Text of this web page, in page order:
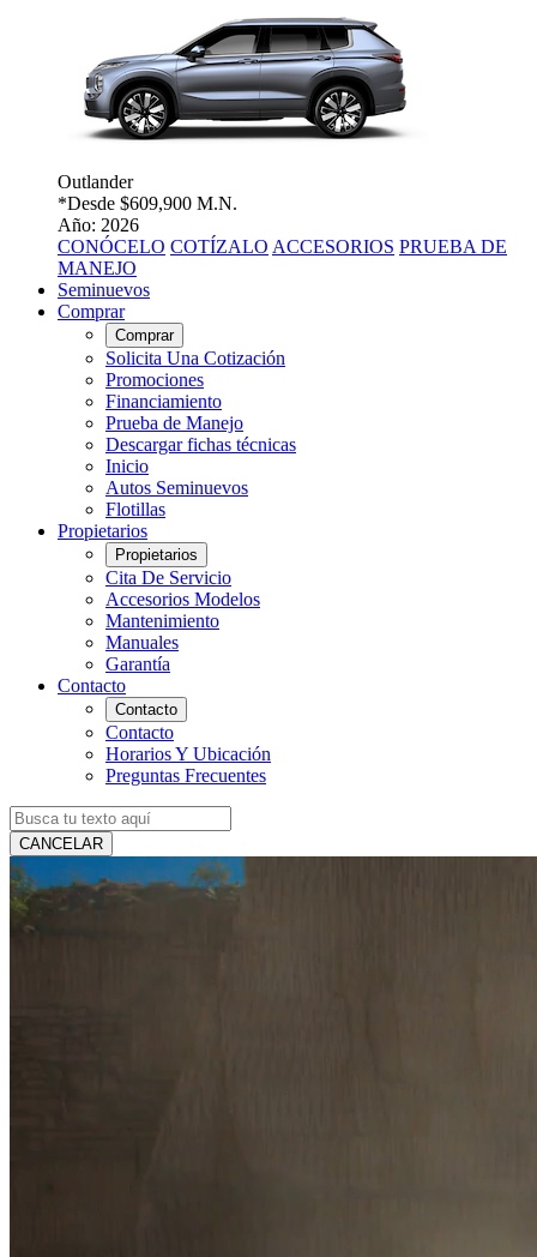
Outlander
*Desde $609,900 M.N.
Año: 2026
CONÓCELO COTÍZALO ACCESORIOS PRUEBA DE
MANEJO
Seminuevos
Comprar
Comprar
Solicita Una Cotización
Promociones
Financiamiento
Prueba de Manejo
Descargar fichas técnicas
Inicio
Autos Seminuevos
Flotillas
Propietarios
Propietarios
Cita De Servicio
Accesorios Modelos
Mantenimiento
Manuales
Garantía
Contacto
Contacto
Contacto
Horarios Y Ubicación
Preguntas Frecuentes
CANCELAR